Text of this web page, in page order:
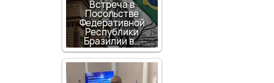
Встреча в
Посольстве
Федеративной
Республики
Бразилии в…